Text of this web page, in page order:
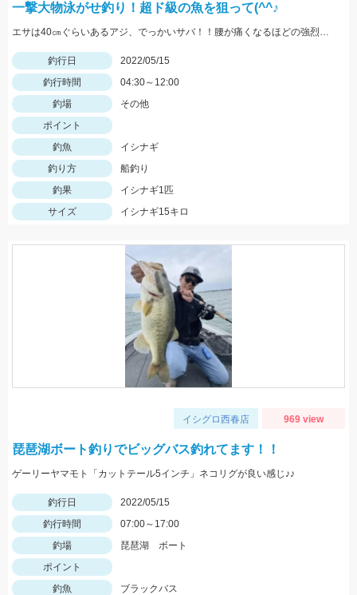
一撃大物泳がせ釣り！超ド級の魚を狙って(^^♪
エサは40㎝ぐらいあるアジ、でっかいサバ！！腰が痛くなるほどの強烈な引き、ロマンです。
釣行日
2022/05/15
釣行時間
04:30～12:00
釣場
その他
ポイント
釣魚
イシナギ
釣り方
船釣り
釣果
イシナギ1匹
サイズ
イシナギ15キロ
イシグロ西春店 969 view
琵琶湖ボート釣りでビッグバス釣れてます！！
ゲーリーヤマモト「カットテール5インチ」ネコリグが良い感じ♪♪
釣行日
2022/05/15
釣行時間
07:00～17:00
釣場
琵琶湖 ボート
ポイント
釣魚
ブラックバス